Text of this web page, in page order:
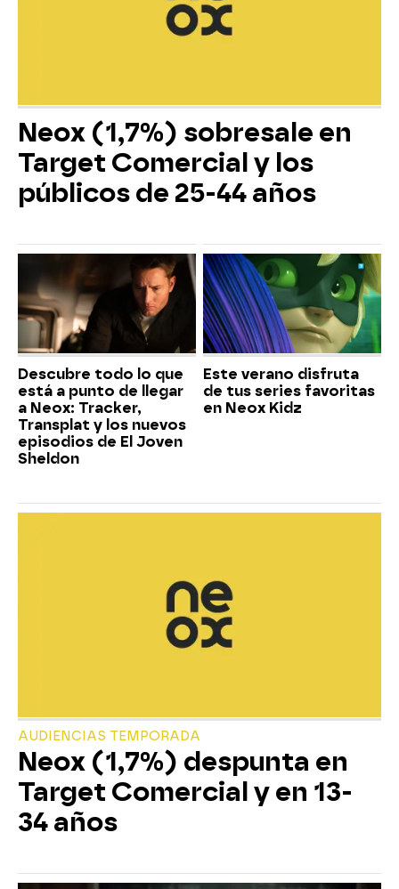
Neox (1,7%) sobresale en
Target Comercial y los
públicos de 25-44 años
Descubre todo lo que
está a punto de llegar
a Neox: Tracker,
Transplat y los nuevos
episodios de El Joven
Sheldon
Este verano disfruta
de tus series favoritas
en Neox Kidz
AUDIENCIAS TEMPORADA
Neox (1,7%) despunta en
Target Comercial y en 13-
34 años